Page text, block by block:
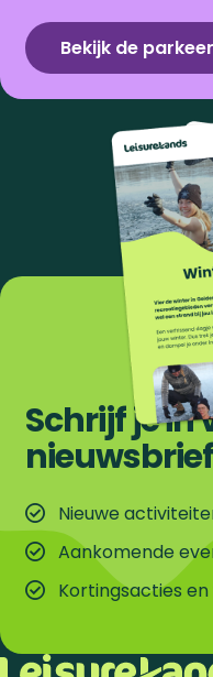
n
Bekijk de
Schrijf je in
nieuwsbrief
Nieuwe
Aankomende
Kortingsacties